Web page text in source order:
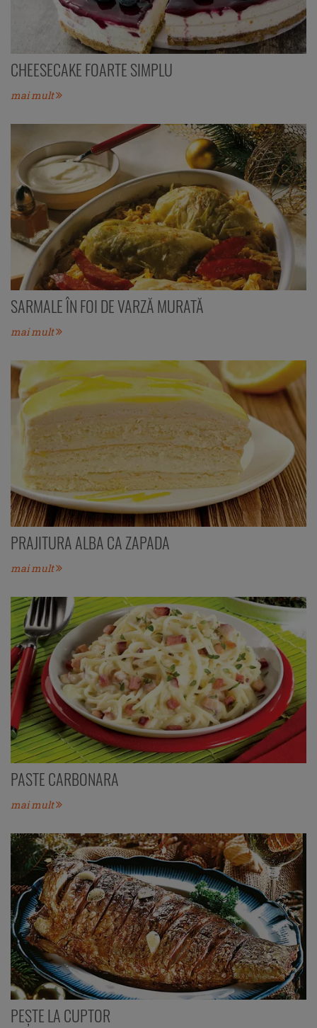
CHEESECAKE FOARTE SIMPLU
mai mult
SARMALE ÎN FOI DE VARZĂ MURATĂ
mai mult
PRAJITURA ALBA CA ZAPADA
mai mult
PASTE CARBONARA
mai mult
PEŞTE LA CUPTOR